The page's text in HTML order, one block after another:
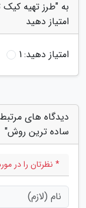
به "طرز تهیه
امتیاز دهید
امتیاز دهید:1
دیدگاه های
ساده ترین روش"
* نظرتان را در